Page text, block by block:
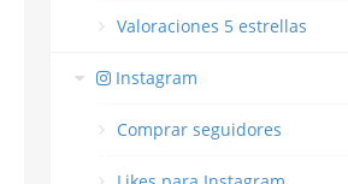
Valoraciones 5 estrellas
Instagram
Comprar seguidores